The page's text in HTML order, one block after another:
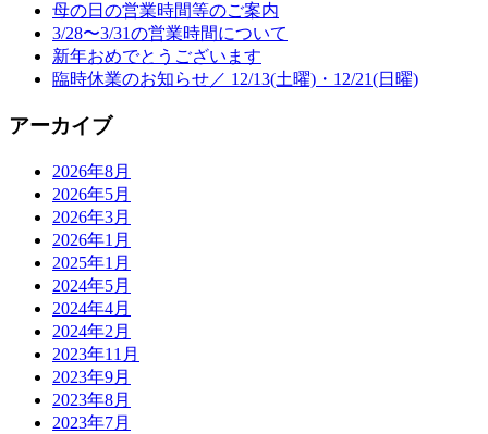
母の日の営業時間等のご案内
3/28〜3/31の営業時間について
新年おめでとうございます
臨時休業のお知らせ／ 12/13(土曜)・12/21(日曜)
アーカイブ
2026年8月
2026年5月
2026年3月
2026年1月
2025年1月
2024年5月
2024年4月
2024年2月
2023年11月
2023年9月
2023年8月
2023年7月